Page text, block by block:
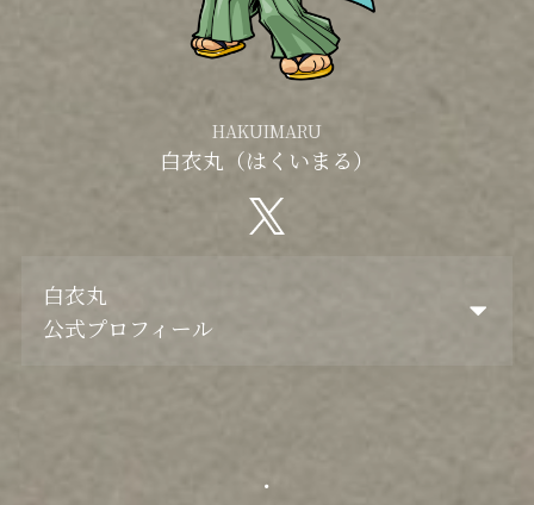
HAKUIMARU
白衣丸（はくいまる）
白衣丸
公式プロフィール
・